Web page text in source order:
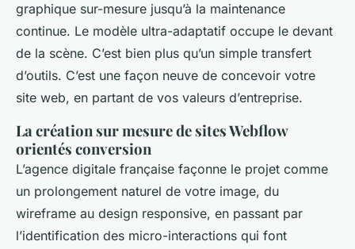
graphique sur-mesure jusqu’à la maintenance
continue. Le modèle ultra-adaptatif occupe le devant
de la scène. C’est bien plus qu’un simple transfert
d’outils. C’est une façon neuve de concevoir votre
site web, en partant de vos valeurs d’entreprise.
La création sur mesure de sites Webflow
orientés conversion
L’agence digitale française façonne le projet comme
un prolongement naturel de votre image, du
wireframe au design responsive, en passant par
l’identification des micro-interactions qui font